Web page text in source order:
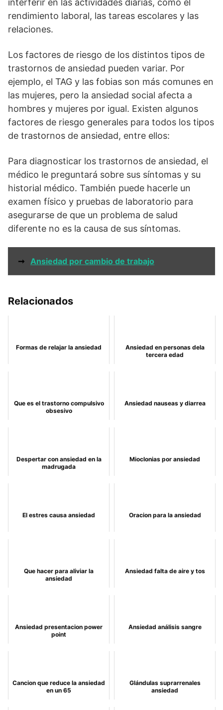
interferir en las actividades diarias, como el
rendimiento laboral, las tareas escolares y las
relaciones.
Los factores de riesgo de los distintos tipos de
trastornos de ansiedad pueden variar. Por
ejemplo, el TAG y las fobias son más comunes en
las mujeres, pero la ansiedad social afecta a
hombres y mujeres por igual. Existen algunos
factores de riesgo generales para todos los tipos
de trastornos de ansiedad, entre ellos:
Para diagnosticar los trastornos de ansiedad, el
médico le preguntará sobre sus síntomas y su
historial médico. También puede hacerle un
examen físico y pruebas de laboratorio para
asegurarse de que un problema de salud
diferente no es la causa de sus síntomas.
➞ Ansiedad por cambio de trabajo
Relacionados
Formas de relajar la ansiedad
Ansiedad en personas dela
tercera edad
Que es el trastorno compulsivo
obsesivo
Ansiedad nauseas y diarrea
Despertar con ansiedad en la
madrugada
Mioclonias por ansiedad
El estres causa ansiedad Oracion para la ansiedad
Que hacer para aliviar la
ansiedad
Ansiedad falta de aire y tos
Ansiedad presentacion power
point
Ansiedad análisis sangre
Cancion que reduce la ansiedad
en un 65
Glándulas suprarrenales
ansiedad